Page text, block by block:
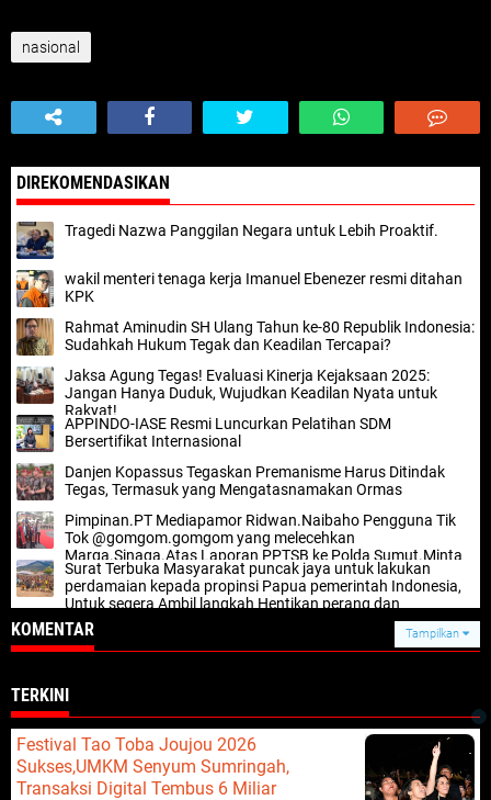
nasional
DIREKOMENDASIKAN
Tragedi Nazwa Panggilan Negara untuk Lebih Proaktif.
wakil menteri tenaga kerja Imanuel Ebenezer resmi ditahan
KPK
Rahmat Aminudin SH Ulang Tahun ke-80 Republik Indonesia:
Sudahkah Hukum Tegak dan Keadilan Tercapai?
Jaksa Agung Tegas! Evaluasi Kinerja Kejaksaan 2025:
Jangan Hanya Duduk, Wujudkan Keadilan Nyata untuk
Rakyat!
APPINDO-IASE Resmi Luncurkan Pelatihan SDM
Bersertifikat Internasional
Danjen Kopassus Tegaskan Premanisme Harus Ditindak
Tegas, Termasuk yang Mengatasnamakan Ormas
Pimpinan.PT Mediapamor Ridwan.Naibaho Pengguna Tik
Tok @gomgom.gomgom yang melecehkan
Marga.Sinaga.Atas Laporan PPTSB ke Polda Sumut.Minta
segera di Proses
Surat Terbuka Masyarakat puncak jaya untuk lakukan
perdamaian kepada propinsi Papua pemerintah Indonesia,
Untuk segera Ambil langkah Hentikan perang dan
perdamain”
KOMENTAR Tampilkan
TERKINI
Festival Tao Toba Joujou 2026
Sukses,UMKM Senyum Sumringah,
Transaksi Digital Tembus 6 Miliar